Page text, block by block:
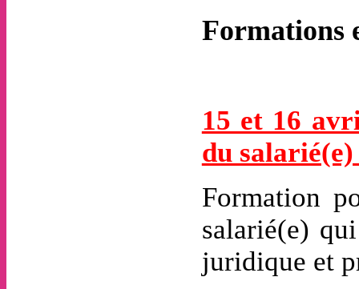
Formations
15 et 16
du
Formation
salarié(e)
juridique et